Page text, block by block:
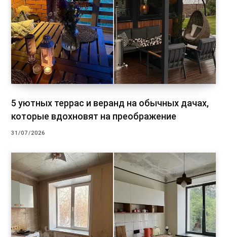
5 уютных террас и веранд на обычных дачах,
которые вдохновят на преображение
31/07/2026